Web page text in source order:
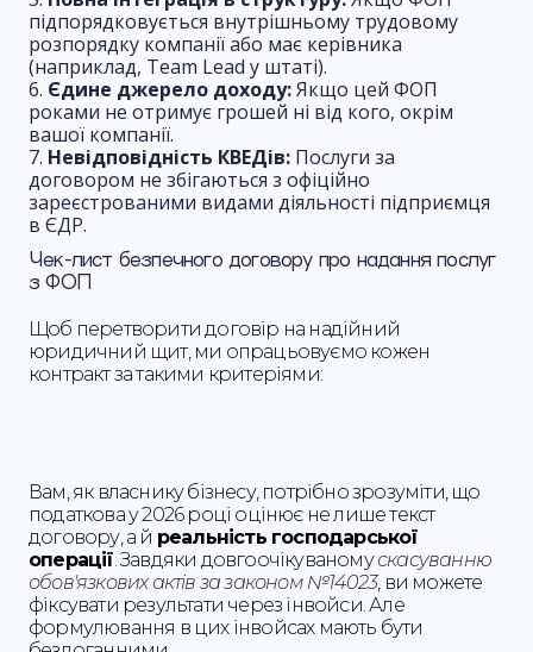
підпорядковується внутрішньому трудовому
розпорядку компанії або має керівника
(наприклад, Team Lead у штаті).
Єдине джерело доходу:Якщо цей ФОП
роками не отримує грошей ні від кого, окрім
вашої компанії.
Невідповідність КВЕДів: Послуги за
договором не збігаються з офіційно
зареєстрованими видами діяльності підприємця
в ЄДР.
Чек-лист безпечного договору про надання послуг
з ФОП
Щоб перетворити договір на надійний
юридичний щит, ми опрацьовуємо кожен
контракт за такими критеріями:
Вам, як власнику бізнесу, потрібно зрозуміти, що
податкова у 2026 році оцінює не лише текст
договору, а й реальність господарської
операції. Завдяки довгоочікуваномускасуванню
обов'язкових актів за законом №14023, ви можете
фіксувати результати через інвойси. Але
формулювання в цих інвойсах мають бути